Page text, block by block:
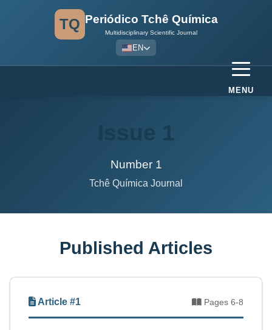
TQ Periódico Tchê Química
Multidisciplinary Scientific Journal
EN
MENU
Issue 1
Number 1
Tchê Química Journal
Published Articles
Article #1 Pages 6-8